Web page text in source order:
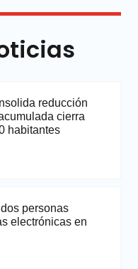
reducción
cierra
habitantes
personas
electrónicas en